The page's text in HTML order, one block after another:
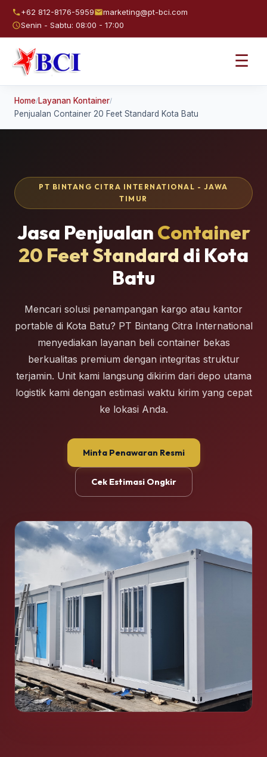
+62 812-8176-5959
marketing@pt-bci.com
Senin - Sabtu: 08:00 - 17:00
☰
Home/Layanan Kontainer/
Penjualan Container 20 Feet Standard Kota Batu
PT BINTANG CITRA INTERNATIONAL - JAWA
TIMUR
Jasa Penjualan Container
20 Feet Standard di Kota
Batu
Mencari solusi penampangan kargo atau kantor
portable di Kota Batu? PT Bintang Citra International
menyediakan layanan beli container bekas
berkualitas premium dengan integritas struktur
terjamin. Unit kami langsung dikirim dari depo utama
logistik kami dengan estimasi waktu kirim yang cepat
ke lokasi Anda.
Minta Penawaran Resmi
Cek Estimasi Ongkir